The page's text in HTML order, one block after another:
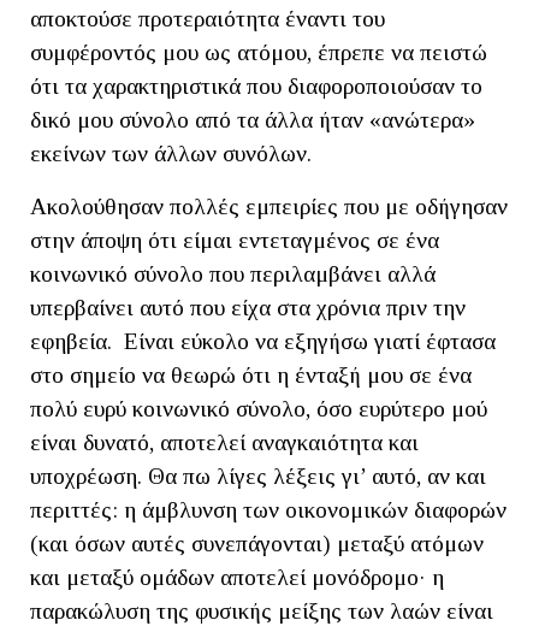
αποκτούσε προτεραιότητα έναντι του
συμφέροντός μου ως ατόμου, έπρεπε να πειστώ
ότι τα χαρακτηριστικά που διαφοροποιούσαν το
δικό μου σύνολο από τα άλλα ήταν «ανώτερα»
εκείνων των άλλων συνόλων.
Ακολούθησαν πολλές εμπειρίες που με οδήγησαν
στην άποψη ότι είμαι εντεταγμένος σε ένα
κοινωνικό σύνολο που περιλαμβάνει αλλά
υπερβαίνει αυτό που είχα στα χρόνια πριν την
εφηβεία. Είναι εύκολο να εξηγήσω γιατί έφτασα
στο σημείο να θεωρώ ότι η ένταξή μου σε ένα
πολύ ευρύ κοινωνικό σύνολο, όσο ευρύτερο μού
είναι δυνατό, αποτελεί αναγκαιότητα και
υποχρέωση. Θα πω λίγες λέξεις γι’ αυτό, αν και
περιττές: η άμβλυνση των οικονομικών διαφορών
(και όσων αυτές συνεπάγονται) μεταξύ ατόμων
και μεταξύ ομάδων αποτελεί μονόδρομο· η
παρακώλυση της φυσικής μείξης των λαών είναι